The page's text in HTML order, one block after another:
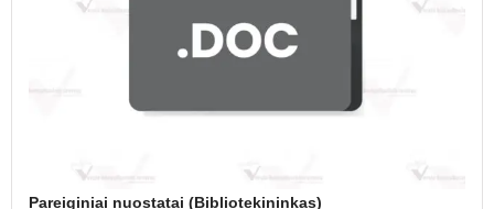
Pareiginiai nuostatai (Bibliotekininkas)